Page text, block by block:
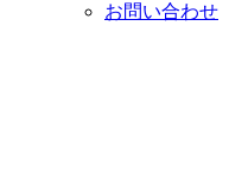
お問い合わせ